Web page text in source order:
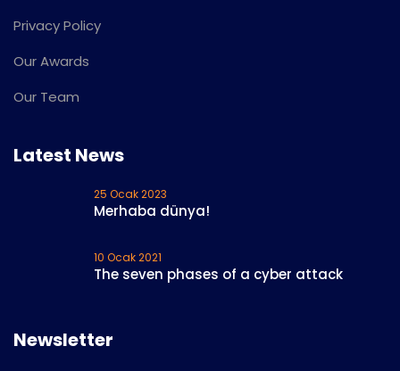
Privacy Policy
Our Awards
Our Team
Latest News
25 Ocak 2023
Merhaba dünya!
10 Ocak 2021
The seven phases of a cyber attack
Newsletter